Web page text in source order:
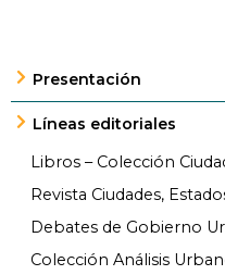
Presentación
Líneas editoriales
Libros – Colección
Revista Ciudades,
Debates de Gobierno
Colección Análisis